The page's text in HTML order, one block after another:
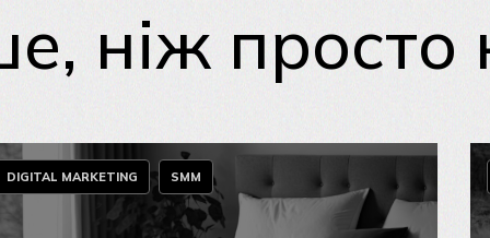
ніж просто
MARKETING SMM